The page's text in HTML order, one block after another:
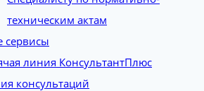
техническим актам
сервисы
линия КонсультантПлюс
консультаций